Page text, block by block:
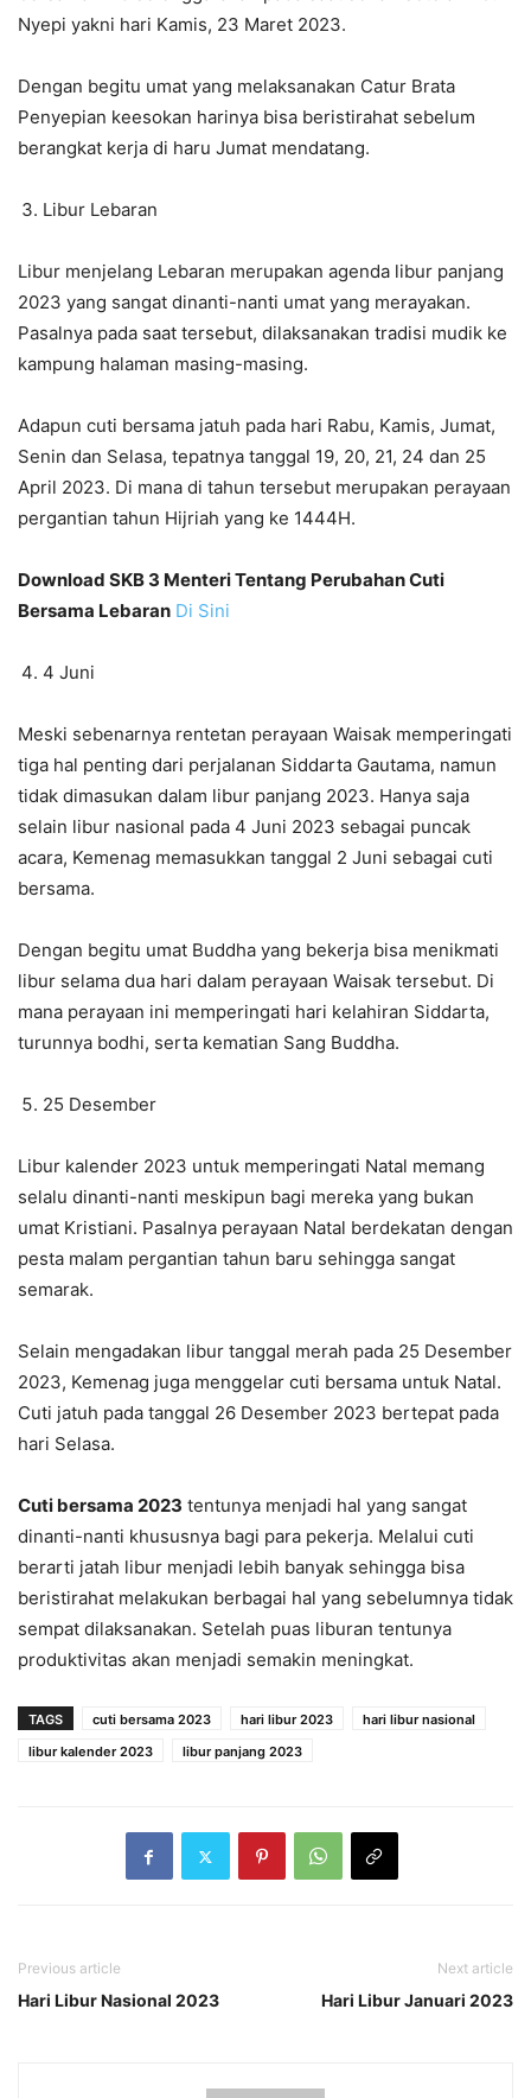
Nyepi yakni hari Kamis, 23 Maret 2023.
Dengan begitu umat yang melaksanakan Catur Brata
Penyepian keesokan harinya bisa beristirahat sebelum
berangkat kerja di haru Jumat mendatang.
Libur Lebaran
Libur menjelang Lebaran merupakan agenda libur panjang
2023 yang sangat dinanti-nanti umat yang merayakan.
Pasalnya pada saat tersebut, dilaksanakan tradisi mudik ke
kampung halaman masing-masing.
Adapun cuti bersama jatuh pada hari Rabu, Kamis, Jumat,
Senin dan Selasa, tepatnya tanggal 19, 20, 21, 24 dan 25
April 2023. Di mana di tahun tersebut merupakan perayaan
pergantian tahun Hijriah yang ke 1444H.
Download SKB 3 Menteri Tentang Perubahan Cuti
Bersama Lebaran Di Sini
4 Juni
Meski sebenarnya rentetan perayaan Waisak memperingati
tiga hal penting dari perjalanan Siddarta Gautama, namun
tidak dimasukan dalam libur panjang 2023. Hanya saja
selain libur nasional pada 4 Juni 2023 sebagai puncak
acara, Kemenag memasukkan tanggal 2 Juni sebagai cuti
bersama.
Dengan begitu umat Buddha yang bekerja bisa menikmati
libur selama dua hari dalam perayaan Waisak tersebut. Di
mana perayaan ini memperingati hari kelahiran Siddarta,
turunnya bodhi, serta kematian Sang Buddha.
25 Desember
Libur kalender 2023 untuk memperingati Natal memang
selalu dinanti-nanti meskipun bagi mereka yang bukan
umat Kristiani. Pasalnya perayaan Natal berdekatan dengan
pesta malam pergantian tahun baru sehingga sangat
semarak.
Selain mengadakan libur tanggal merah pada 25 Desember
2023, Kemenag juga menggelar cuti bersama untuk Natal.
Cuti jatuh pada tanggal 26 Desember 2023 bertepat pada
hari Selasa.
Cuti bersama 2023 tentunya menjadi hal yang sangat
dinanti-nanti khususnya bagi para pekerja. Melalui cuti
berarti jatah libur menjadi lebih banyak sehingga bisa
beristirahat melakukan berbagai hal yang sebelumnya tidak
sempat dilaksanakan. Setelah puas liburan tentunya
produktivitas akan menjadi semakin meningkat.
TAGS cuti bersama 2023 hari libur 2023
hari libur nasional
libur kalender 2023
libur panjang 2023
Previous article
Hari Libur Nasional 2023
Next article
Hari Libur Januari 2023